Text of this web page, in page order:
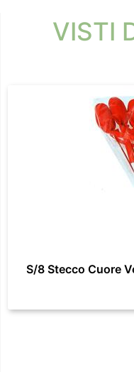
VISTI
S/8 Stecco Cuore